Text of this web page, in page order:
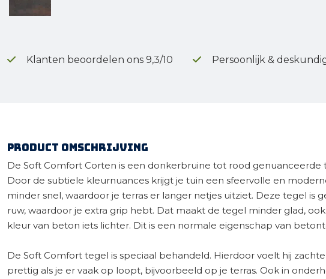
Klanten beoordelen ons 9,3/10 Persoonlijk &
Product omschrijving
De Soft Comfort Corten is een donkerbruine tot rood
Door de subtiele kleurnuances krijgt je tuin een sfeervolle en
minder snel, waardoor je terras er langer netjes uitziet. Deze tegel is
ruw, waardoor je extra grip hebt. Dat maakt de tegel minder glad,
kleur van beton iets lichter. Dit is een normale eigenschap van
De Soft Comfort tegel is speciaal behandeld. Hierdoor voelt hij
prettig als je er vaak op loopt, bijvoorbeeld op je terras. Ook in